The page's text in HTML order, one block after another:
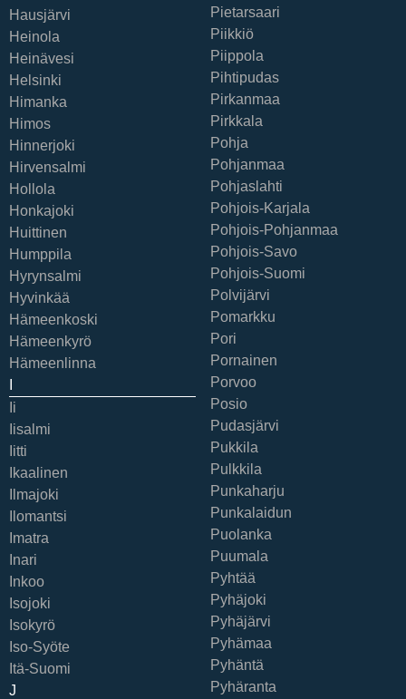
Hausjärvi
Heinola
Heinävesi
Helsinki
Himanka
Himos
Hinnerjoki
Hirvensalmi
Hollola
Honkajoki
Huittinen
Humppila
Hyrynsalmi
Hyvinkää
Hämeenkoski
Hämeenkyrö
Hämeenlinna
Ii
Iisalmi
Iitti
Ikaalinen
Ilmajoki
Ilomantsi
Imatra
Inari
Inkoo
Isojoki
Isokyrö
Iso-Syöte
Itä-Suomi
J
Pietarsaari
Piikkiö
Piippola
Pihtipudas
Pirkanmaa
Pirkkala
Pohja
Pohjanmaa
Pohjaslahti
Pohjois-Karjala
Pohjois-Pohjanmaa
Pohjois-Savo
Pohjois-Suomi
Polvijärvi
Pomarkku
Pori
Pornainen
Porvoo
Posio
Pudasjärvi
Pukkila
Pulkkila
Punkaharju
Punkalaidun
Puolanka
Puumala
Pyhtää
Pyhäjoki
Pyhäjärvi
Pyhämaa
Pyhäntä
Pyhäranta